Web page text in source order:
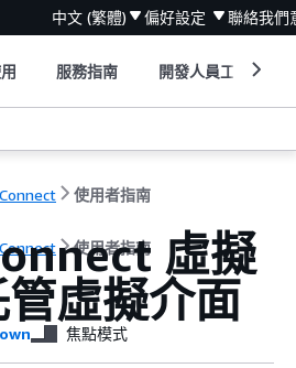
中文 (繁體) 偏好設定 聯絡我們
服務指南 開發人員工具
使用者指南
使用者指南 虛擬
虛擬介面
焦點模式